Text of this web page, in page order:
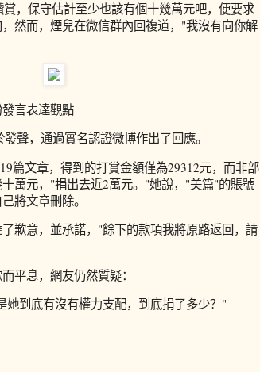
，保守估計至少也該有個十幾萬元吧，便要求
然而，煙兒在微信群內回複道，"我沒有向你解
言表達觀點
聲，通過實名認證微博作出了回應。
篇文章，得到的打賞金額僅為29312元，而非部
萬元，"捐出去近2萬元。"她說，"美篇"的賬號
將文章刪除。
歉意，並承諾，"餘下的款項我將原路返回，請
平息，網友仍然質疑：
她到底有沒有權力支配，到底捐了多少？"